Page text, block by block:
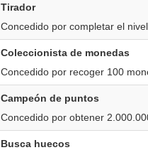
Tirador
Concedido por completar el
Coleccionista de monedas
Concedido por recoger 100
Campeón de puntos
Concedido por obtener
Busca huecos